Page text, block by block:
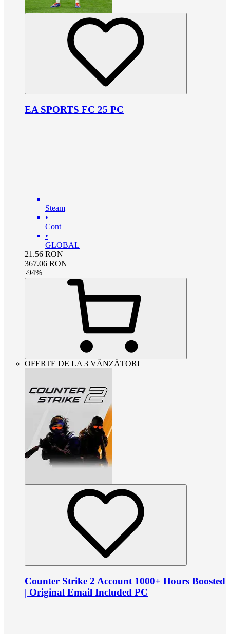
EA SPORTS FC 25 PC
Steam
•
Cont
•
GLOBAL
21.56 RON
367.06 RON
-94%
OFERTE DE LA 3 VÂNZĂTORI
Counter Strike 2 Account 1000+ Hours Boosted
| Original Email Included PC